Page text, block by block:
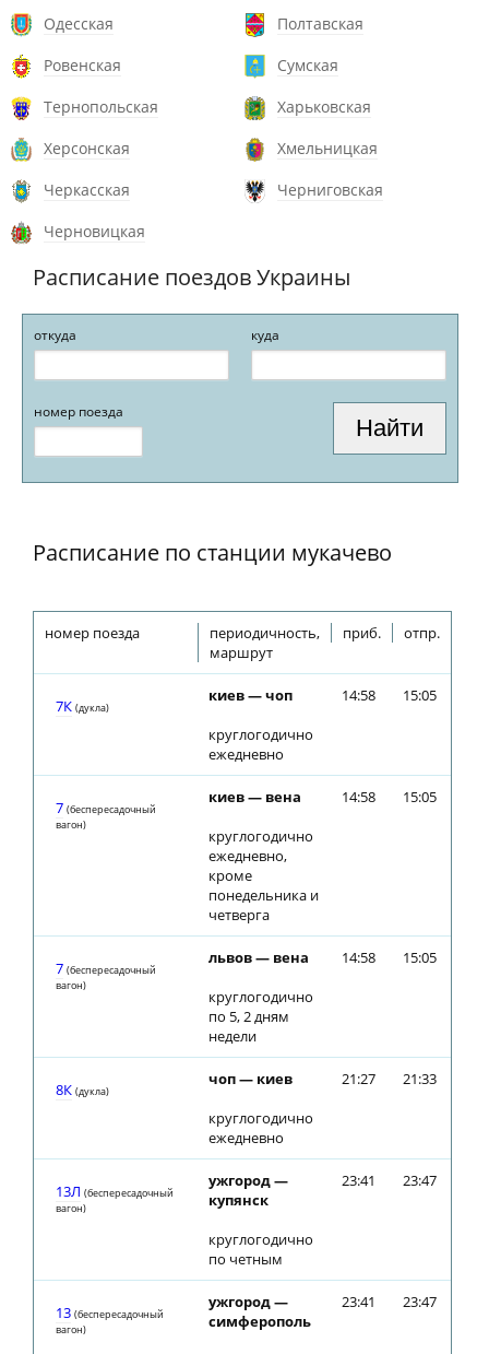
Одесская
Полтавская
Ровенская
Сумская
Тернопольская
Харьковская
Херсонская
Хмельницкая
Черкасская
Черниговская
Черновицкая
Расписание поездов Украины
откуда куда
номер поезда
Расписание по станции мукачево
номер поезда
периодичность,
маршрут
приб. отпр.
7К (дуклa)
киев — чоп
круглогодично
ежедневно
14:58 15:05
7 (беспересадочный
вагон)
киев — вена
круглогодично
ежедневно,
кроме
понедельника и
четверга
14:58 15:05
7 (беспересадочный
вагон)
львов — вена
круглогодично
по 5, 2 дням
недели
14:58 15:05
8К (дуклa)
чоп — киев
круглогодично
ежедневно
21:27 21:33
13Л (беспересадочный
вагон)
ужгород —
купянск
круглогодично
по четным
23:41 23:47
13 (беспересадочный
вагон)
ужгород —
симферополь
23:41 23:47